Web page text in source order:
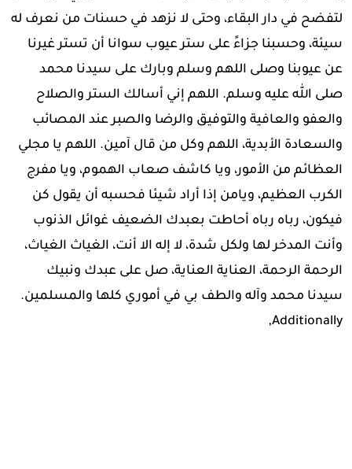
لتفضح في دار البقاء، وحتى لا نزهد في حسنات من نعرف له
سيئة، وحسبنا جزاءً على ستر عيوب سوانا أن تستر غيرنا
عن عيوبنا وصلى اللهم وسلم وبارك على سيدنا محمد
صلى الله عليه وسلم. اللهم إني أسالك الستر والصلاح
والعفو والعافية والتوفيق والرضا والصبر عند المصائب
والسعادة الأبدية، اللهم وكل من قال آمين. اللهم يا مجلي
العظائم من الأمور، ويا كاشف صعاب الهموم، ويا مفرج
الكرب العظيم، ويامن إذا أراد شيئا فحسبه أن يقول كن
فيكون، رباه رباه أحاطت بعبدك الضعيف غوائل الذنوب
وأنت المدخر لها ولكل شدة، لا إله الا أنت، الغياث الغياث،
الرحمة الرحمة، العناية العناية، صل على عبدك ونبيك
سيدنا محمد وآله والطف بي في أموري كلها والمسلمين.
Additionally,